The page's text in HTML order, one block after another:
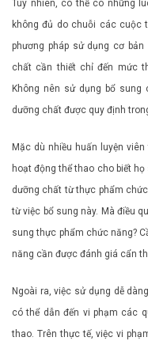
Tuy nhiên, có thể có những
không đủ do chuỗi các cuộc
phương pháp sử dụng cơ
chất cần thiết chỉ đến mức
Không nên sử dụng bổ sung
dưỡng chất được quy định
Mặc dù nhiều huấn luyện
hoạt động thể thao cho biết
dưỡng chất từ thực phẩm
từ việc bổ sung này. Mà điều
sung thực phẩm chức năng?
năng cần được đánh giá cẩn
Ngoài ra, việc sử dụng dễ
có thể dẫn đến vi phạm các
thao. Trên thực tế, việc vi